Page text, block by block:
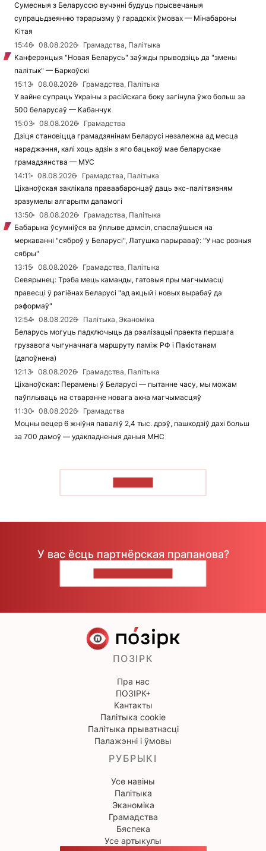
Сумесныя з Беларуссю вучэнні будуць прысвечаныя
супрацьдзеянню тэрарызму ў гарадскіх ўмовах — Мінабароны
Кітая
15:46
08.08.2026
Грамадства, Палітыка
Канферэнцыя "Новая Беларусь" заўжды прыводзіць да "змены
палітык" — Баркоўскі
15:13
08.08.2026
Грамадства, Палітыка
У вайне супраць Украіны з расійскага боку загінула ўжо больш за
500 беларусаў — Кабанчук
15:03
08.08.2026
Грамадства
Дзіця становіцца грамадзянінам Беларусі незалежна ад месца
нараджэння, калі хоць адзін з яго бацькоў мае беларускае
грамадзянства — МУС
14:11
08.08.2026
Грамадства, Палітыка
Ціханоўская заклікала праваабаронцаў даць экс-палітвязням
зразумелы алгарытм дапамогі
13:50
08.08.2026
Грамадства, Палітыка
Бабарыка ўсумніўся ва ўплыве дэмсіл, спаслаўшыся на
меркаванні "сяброў у Беларусі", Латушка парыраваў: "У нас розныя
сябры"
13:15
08.08.2026
Грамадства, Палітыка
Севярынец: Трэба мець каманды, гатовыя пры магчымасці
правесці ў рэгіёнах Беларусі "ад акцый і новых вырабаў да
рэформаў"
12:54
08.08.2026
Палітыка, Эканоміка
Беларусь могуць падключыць да рэалізацыі праекта першага
грузавога чыгуначнага маршруту паміж РФ і Пакістанам
(дапоўнена)
12:13
08.08.2026
Грамадства, Палітыка
Ціханоўская: Перамены ў Беларусі — пытанне часу, мы можам
паўплываць на стварэнне новага акна магчымасцяў
11:30
08.08.2026
Грамадства
Моцны вецер 6 жніўня паваліў 2,4 тыс. дрэў, пашкодзіў дахі больш
за 700 дамоў — удакладненыя даныя МНС
У вас ёсць партнёрская прапанова?
ПОЗІРК
Пра нас
ПОЗІРК+
Кантакты
Палітыка cookie
Палітыка прыватнасці
Палажэнні і ўмовы
РУБРЫКІ
Усе навіны
Палітыка
Эканоміка
Грамадства
Бяспека
Усе артыкулы